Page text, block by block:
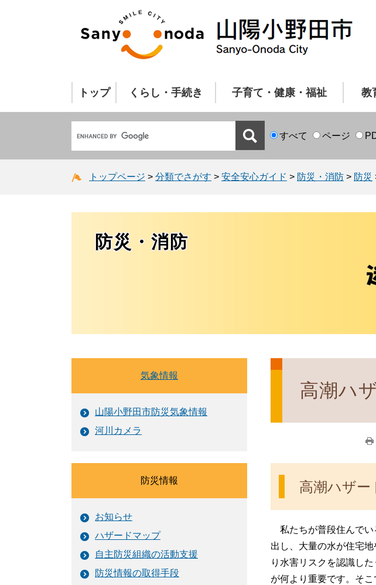
トップ くらし・手続き 子育て・健康・福祉 教
すべて ページ
トップページ > 分類でさがす > 安全安心ガイド > 防災・消防 > 防災
防災・消防
高潮ハ
高潮ハザー
私たちが普段住んでい
出し、大量の水が住宅
り水害リスクを認識し
が何より重要です。そ
気象情報
山陽小野田市防災気象情報
河川カメラ
防災情報
お知らせ
ハザードマップ
自主防災組織の活動支援
防災情報の取得手段